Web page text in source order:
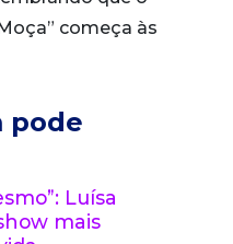
começa às
pode
Luísa
mais